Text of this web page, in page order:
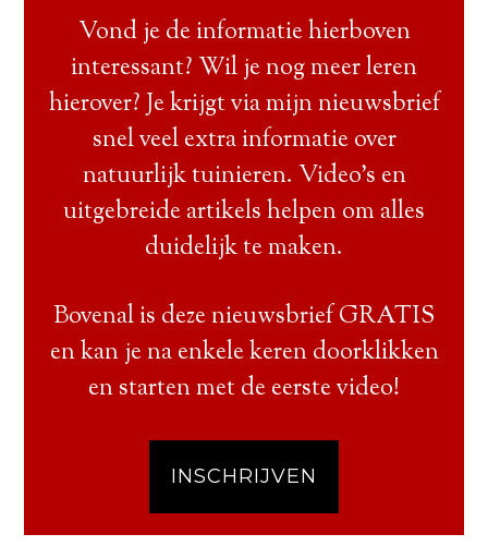
Vond je de informatie hierboven
interessant? Wil je nog meer leren
hierover? Je krijgt via mijn nieuwsbrief
snel veel extra informatie over
natuurlijk tuinieren. Video’s en
uitgebreide artikels helpen om alles
duidelijk te maken.
Bovenal is deze nieuwsbrief GRATIS
en kan je na enkele keren doorklikken
en starten met de eerste video!
INSCHRIJVEN